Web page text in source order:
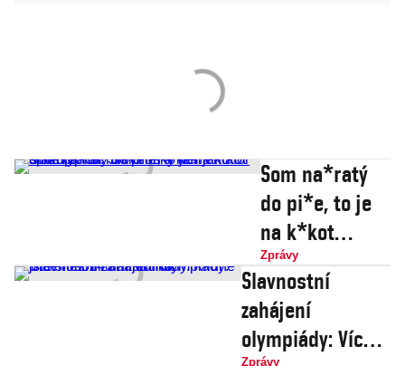
Som na*ratý
do pi*e, to je
na k*kot
spolupráca!
Slovenský
komentátor si
nevypnul
Zprávy
Slavnostní
zahájení
olympiády: Více
Zprávy